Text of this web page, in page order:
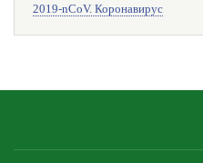
2019-nCoV. Коронавирус